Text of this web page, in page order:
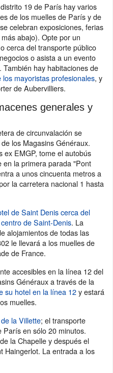
19 de París hay varios
de los muelles de París y de
celebran exposiciones, ferias
abajo). Opte por un
cerca del transporte público
o asista a un evento
hay habitaciones de
los mayoristas profesionales, y
de Aubervilliers.
generales y
de circunvalación se
los Magasins Généraux.
ex EMGP, tome el autobús
en la primera parada "Pont
a unos cincuenta metros a
la carretera nacional 1 hasta
de Saint Denis cerca del
de Saint-Denis. La
alojamientos de todas las
le llevará a los muelles de
de France.
accesibles en la línea 12 del
Généraux a través de la
su hotel en la línea 12y estará
muelles.
la Villette; el transporte
París en sólo 20 minutos.
la Chapelle y después el
Haingerlot. La entrada a los